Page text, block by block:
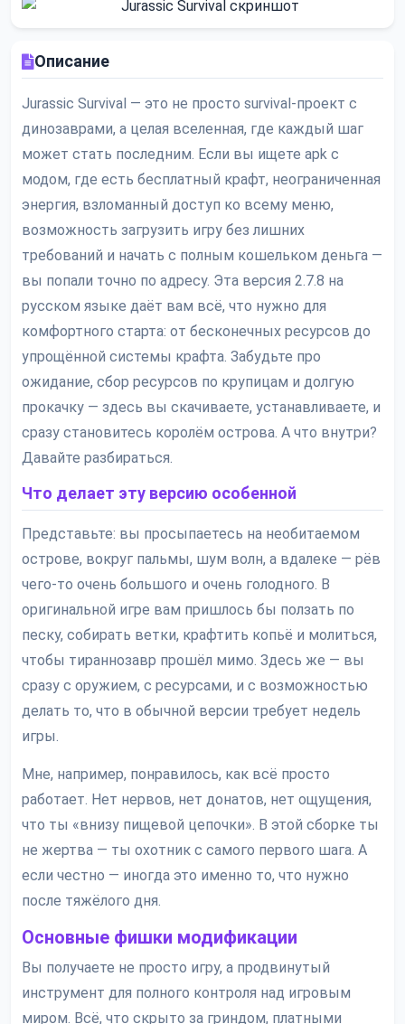
Описание
Jurassic Survival — это не просто survival-проект с
динозаврами, а целая вселенная, где каждый шаг
может стать последним. Если вы ищете apk с
модом, где есть бесплатный крафт, неограниченная
энергия, взломанный доступ ко всему меню,
возможность загрузить игру без лишних
требований и начать с полным кошельком деньга —
вы попали точно по адресу. Эта версия 2.7.8 на
русском языке даёт вам всё, что нужно для
комфортного старта: от бесконечных ресурсов до
упрощённой системы крафта. Забудьте про
ожидание, сбор ресурсов по крупицам и долгую
прокачку — здесь вы скачиваете, устанавливаете, и
сразу становитесь королём острова. А что внутри?
Давайте разбираться.
Что делает эту версию особенной
Представьте: вы просыпаетесь на необитаемом
острове, вокруг пальмы, шум волн, а вдалеке — рёв
чего-то очень большого и очень голодного. В
оригинальной игре вам пришлось бы ползать по
песку, собирать ветки, крафтить копьё и молиться,
чтобы тираннозавр прошёл мимо. Здесь же — вы
сразу с оружием, с ресурсами, и с возможностью
делать то, что в обычной версии требует недель
игры.
Мне, например, понравилось, как всё просто
работает. Нет нервов, нет донатов, нет ощущения,
что ты «внизу пищевой цепочки». В этой сборке ты
не жертва — ты охотник с самого первого шага. А
если честно — иногда это именно то, что нужно
после тяжёлого дня.
Основные фишки модификации
Вы получаете не просто игру, а продвинутый
инструмент для полного контроля над игровым
миром. Всё, что скрыто за гриндом, платными